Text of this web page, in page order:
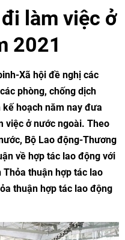
làm việc ở
2021
Xã hội đề nghị các
phòng, chống dịch
kế hoạch năm nay đưa
việc ở nước ngoài. Theo
Bộ Lao động-Thương
về hợp tác lao động với
thuận hợp tác lao
thuận hợp tác lao động